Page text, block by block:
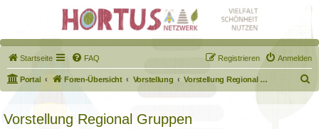
Startseite FAQ Anmelden
Registrieren
Portal Foren-Übersicht Vorstellung Vorstellung Regional Gruppen
u
Vorstellung Regional Gruppen